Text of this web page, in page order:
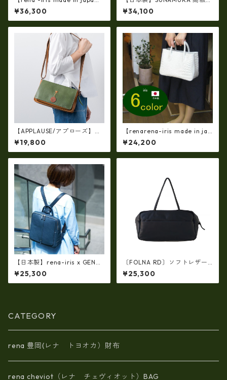
n】【日本製】牛革エナメルク
ロコ・ 軽量ラージサイズ・ト
ートバッグ ir-667
¥36,300
ザー コードバン 長財布（札入
れ二つ折り） ly-1000
¥34,100
【APPLAUSE/アプローズ】レ
ザー コンビ リーフショルダ
ー（日本製）ap-5010
¥19,800
【renarena-iris made in jap
an】【日本製】（6・color)牛
革製品・エナメルクロコ・パ
ーティバッグ ir-663
¥24,200
【日本製】rena-iris x GENO
VA（IMAIBAG）コラボ製品ラ
ンドセルデザイン・シュリン
クヌメ牛革・リュック（A4/si
¥25,300
〔FOLNA RD〕ソフトレザー
横型ワイドボストンバッグ・f
o-083306
¥25,300
CATEGORY
rena 豊岡(レナ トヨオカ）財布
rena cheviot（レナ チェヴィオット）BAG